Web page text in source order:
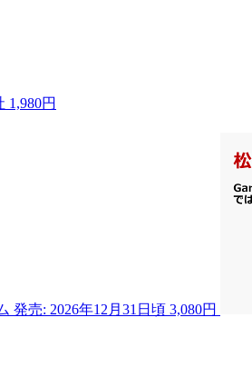
1,980円
発売: 2026年12月31日頃 3,080円